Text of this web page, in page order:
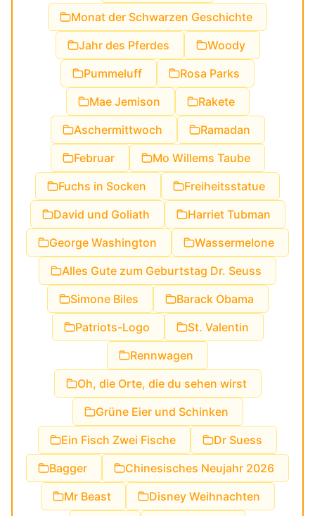
Monat der Schwarzen Geschichte
Jahr des Pferdes
Woody
Pummeluff
Rosa Parks
Mae Jemison
Rakete
Aschermittwoch
Ramadan
Februar
Mo Willems Taube
Fuchs in Socken
Freiheitsstatue
David und Goliath
Harriet Tubman
George Washington
Wassermelone
Alles Gute zum Geburtstag Dr. Seuss
Simone Biles
Barack Obama
Patriots-Logo
St. Valentin
Rennwagen
Oh, die Orte, die du sehen wirst
Grüne Eier und Schinken
Ein Fisch Zwei Fische
Dr Suess
Bagger
Chinesisches Neujahr 2026
Mr Beast
Disney Weihnachten